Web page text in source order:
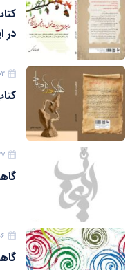
در